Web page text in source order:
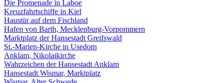
Die Promenade in Laboe
Kreuzfahrtschiffe in Kiel
Haustür auf dem Fischland
Hafen von Barth, Mecklenburg-Vorpommern
Marktplatz der Hansestadt Greifswald
St.-Marien-Kirche in Usedom
Anklam, Nikolaikirche
Wahrzeichen der Hansestadt Anklam
Hansestadt Wismar, Marktplatz